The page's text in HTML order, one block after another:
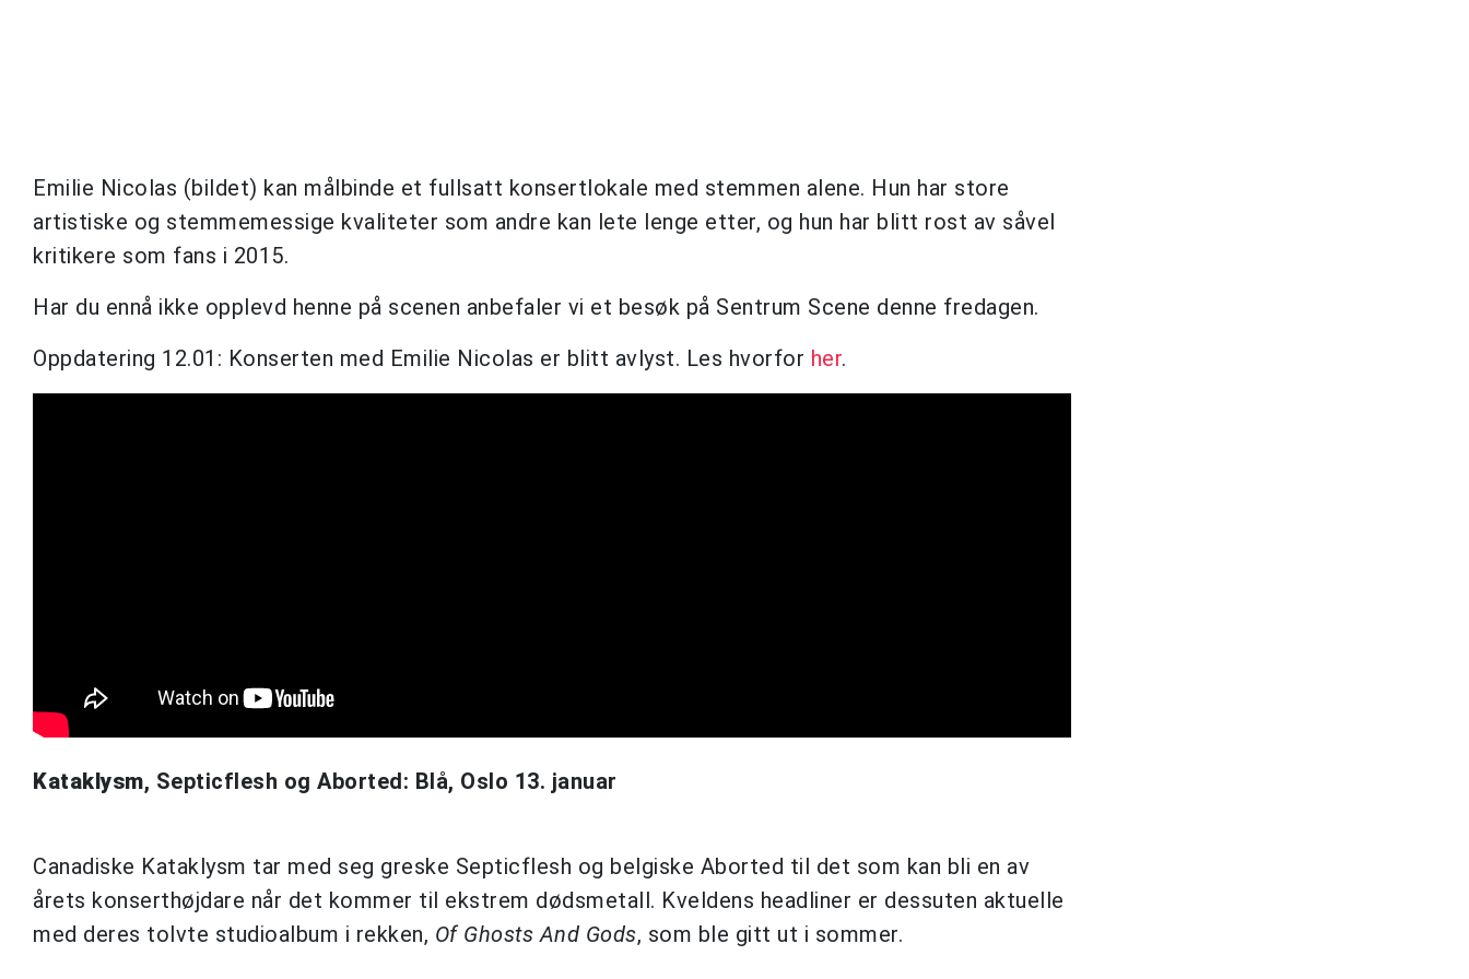
Emilie Nicolas (bildet) kan målbinde et fullsatt konsertlokale med stemmen alene. Hun har store
artistiske og stemmemessige kvaliteter som andre kan lete lenge etter, og hun har blitt rost av såvel
kritikere som fans i 2015.
Har du ennå ikke opplevd henne på scenen anbefaler vi et besøk på Sentrum Scene denne fredagen.
Oppdatering 12.01: Konserten med Emilie Nicolas er blitt avlyst. Les hvorfor her.
Kataklysm, Septicflesh og Aborted: Blå, Oslo 13. januar
Canadiske Kataklysm tar med seg greske Septicflesh og belgiske Aborted til det som kan bli en av
årets konserthøjdare når det kommer til ekstrem dødsmetall. Kveldens headliner er dessuten aktuelle
med deres tolvte studioalbum i rekken, Of Ghosts And Gods, som ble gitt ut i sommer.